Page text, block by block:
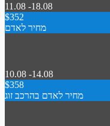
11.08 -18.08
$352
מחיר לאדם
10.08 -14.08
$358
מחיר לאדם בהרכב זוג